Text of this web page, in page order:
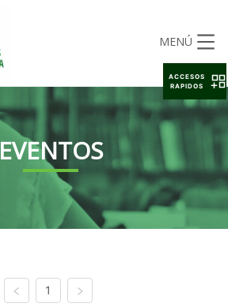
MENÚ
EVENTOS
1
ACCESOS
RAPIDOS